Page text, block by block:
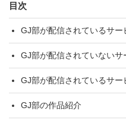
目次
GJ部が配信されているサー
GJ部が配信されていないサ
GJ部が配信されているサー
GJ部の作品紹介